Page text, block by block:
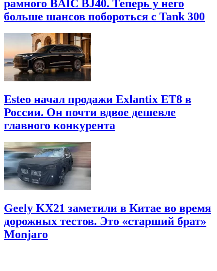
рамного BAIC BJ40. Теперь у него
больше шансов побороться с Tank 300
Esteo начал продажи Exlantix ET8 в
России. Он почти вдвое дешевле
главного конкурента
Geely KX21 заметили в Китае во время
дорожных тестов. Это «старший брат»
Monjaro